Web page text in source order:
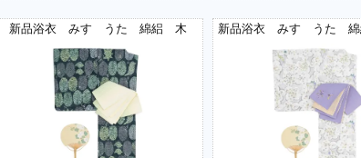
新品浴衣 みすゞうた 綿絽 木